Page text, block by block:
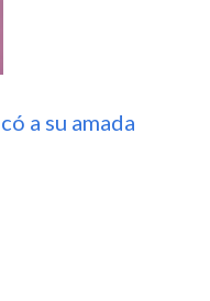
a su amada